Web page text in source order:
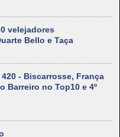
velejadores
Bello e Taça
- Biscarrosse, França
Barreiro no Top10 e 4º